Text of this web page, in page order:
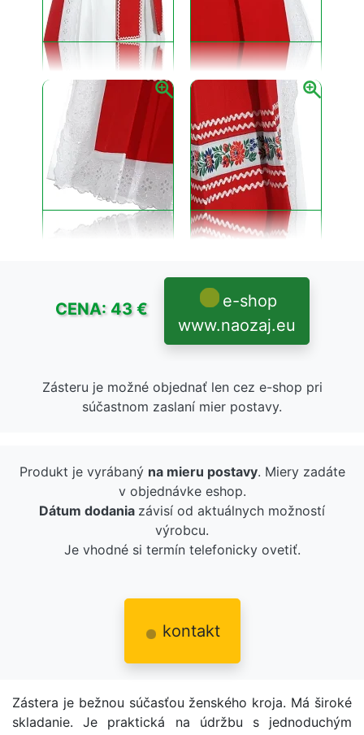
CENA: 43 €
e-shop
www.naozaj.eu
Zásteru je možné objednať len cez e-shop pri
súčastnom zaslaní mier postavy.
Produkt je vyrábaný na mieru postavy. Miery zadáte
v objednávke eshop.
Dátum dodania závisí od aktuálnych možností
výrobcu.
Je vhodné si termín telefonicky ovetiť.
kontakt
Zástera je bežnou súčasťou ženského kroja. Má široké
skladanie. Je praktická na údržbu s jednoduchým